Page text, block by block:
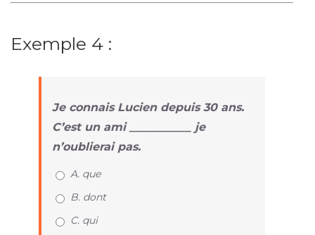
Exemple 4 :
Je connais Lucien depuis 30 ans.
C’est un ami ___________ je
n’oublierai pas.
A. que
B. dont
C. qui